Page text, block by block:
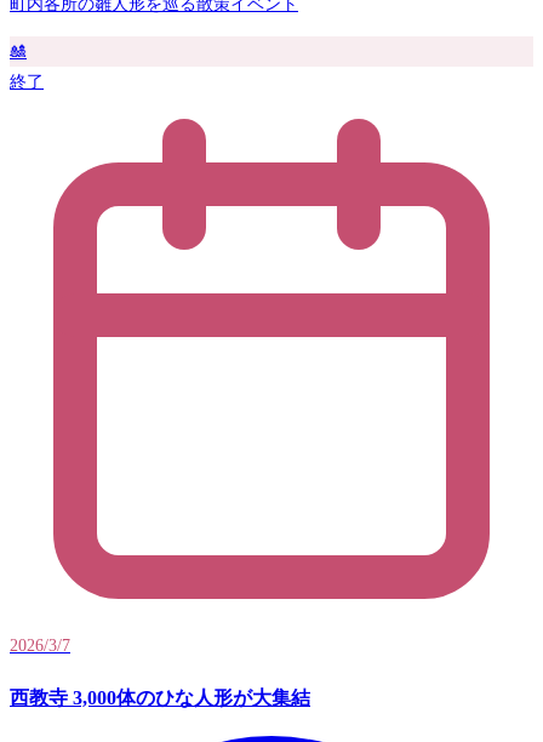
町内各所の雛人形を巡る散策イベント
🎎
終了
2026/3/7
西教寺 3,000体のひな人形が大集結